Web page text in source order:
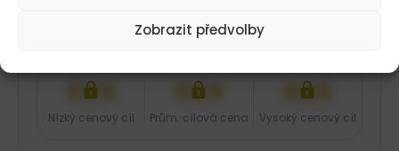
Zobrazit předvolby
XXX
Nízký cenový cíl
XXX
Prům. cílová cena
XXX
Vysoký cenový cíl